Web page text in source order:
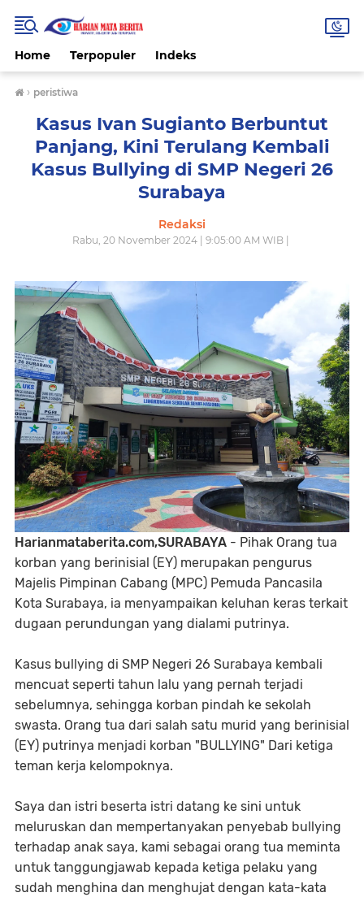
Home Terpopuler Indeks
› peristiwa
Kasus Ivan Sugianto Berbuntut
Panjang, Kini Terulang Kembali
Kasus Bullying di SMP Negeri 26
Surabaya
Redaksi
Rabu, 20 November 2024 | 9:05:00 AM WIB |
Harianmataberita.com,SURABAYA - Pihak Orang tua
korban yang berinisial (EY) merupakan pengurus
Majelis Pimpinan Cabang (MPC) Pemuda Pancasila
Kota Surabaya, ia menyampaikan keluhan keras terkait
dugaan perundungan yang dialami putrinya.
Kasus bullying di SMP Negeri 26 Surabaya kembali
mencuat seperti tahun lalu yang pernah terjadi
sebelumnya, sehingga korban pindah ke sekolah
swasta. Orang tua dari salah satu murid yang berinisial
(EY) putrinya menjadi korban "BULLYING" Dari ketiga
teman kerja kelompoknya.
Saya dan istri beserta istri datang ke sini untuk
meluruskan dan mempertanyakan penyebab bullying
terhadap anak saya, kami sebagai orang tua meminta
untuk tanggungjawab kepada ketiga pelaku yang
sudah menghina dan menghujat dengan kata-kata